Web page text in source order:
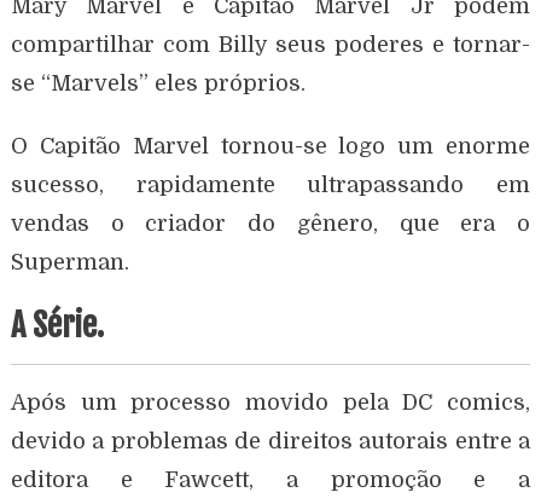
Mary Marvel e Capitão Marvel Jr podem
compartilhar com Billy seus poderes e tornar-
se “Marvels” eles próprios.
O Capitão Marvel tornou-se logo um enorme
sucesso, rapidamente ultrapassando em
vendas o criador do gênero, que era o
Superman.
A Série.
Após um processo movido pela DC comics,
devido a problemas de direitos autorais entre a
editora e Fawcett, a promoção e a